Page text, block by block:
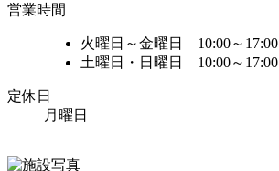
営業時間
火曜日～金曜日 10:00～17:00
土曜日・日曜日 10:00～17:00
定休日
月曜日